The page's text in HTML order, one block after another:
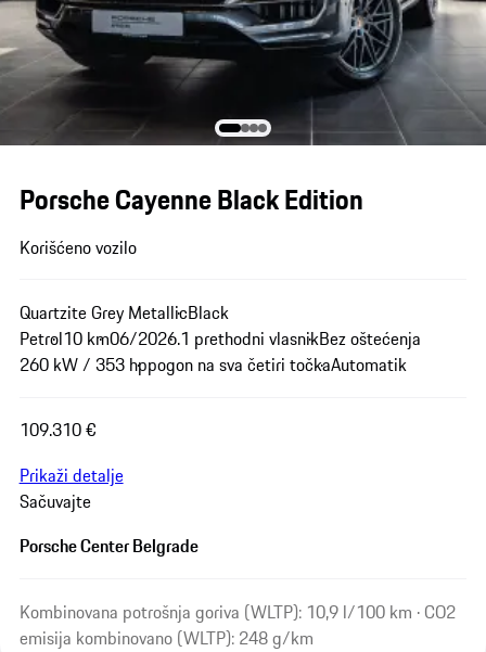
Porsche Cayenne Black Edition
Korišćeno vozilo
Quartzite Grey MetallicBlack
Petrol10 km06/2026.1 prethodni vlasnikBez oštećenja
260 kW / 353 hppogon na sva četiri točkaAutomatik
109.310 €
Prikaži detalje
Sačuvajte
Porsche Center Belgrade
Kombinovana potrošnja goriva (WLTP): 10,9 l/100 km · CO2
emisija kombinovano (WLTP): 248 g/km